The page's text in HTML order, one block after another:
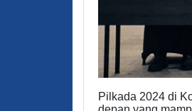
Pilkada 2024 di